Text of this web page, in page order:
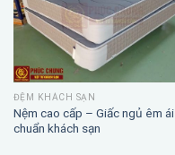
ĐỆM KHÁCH SẠN
Nệm cao cấp – Giấc ngủ êm ái
chuẩn khách sạn